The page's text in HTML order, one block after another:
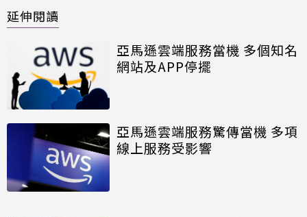
延伸閱讀
亞馬遜雲端服務當機 多個知名
網站及APP停擺
亞馬遜雲端服務驚傳當機 多項
線上服務受影響